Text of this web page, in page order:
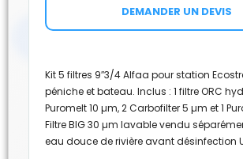
DEMANDER UN DEVIS
Kit 5 filtres 9″3/4 Alfaa pour station
péniche et bateau. Inclus : 1 filtre ORC
Puromelt 10 µm, 2 Carbofilter 5 µm et 1
Filtre BIG 30 µm lavable vendu
eau douce de rivière avant désinfection